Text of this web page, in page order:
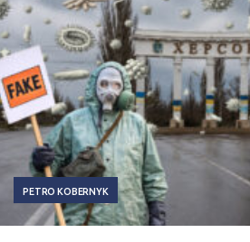
PETRO KOBERNYK